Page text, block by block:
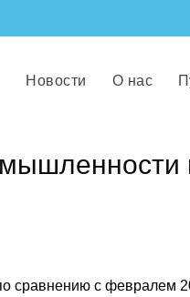
Новости О нас
сравнению с февралем